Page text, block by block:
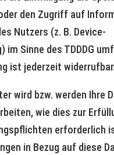
den Zugriff auf
Nutzers (z. B. Device-
im Sinne des TDDDG
ist jederzeit widerrufbar.
wird bzw. werden Ihre
wie dies zur
erforderlich
in Bezug auf diese